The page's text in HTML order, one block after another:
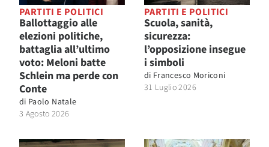
PARTITI E POLITICI
Ballottaggio alle
elezioni politiche,
battaglia all’ultimo
voto: Meloni batte
Schlein ma perde con
Conte
di Paolo Natale
3 Agosto 2026
PARTITI E POLITICI
Scuola, sanità,
sicurezza:
l’opposizione insegue
i simboli
di Francesco Moriconi
31 Luglio 2026